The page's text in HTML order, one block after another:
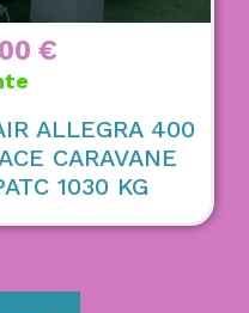
€
ALLEGRA 400
CARAVANE
1030 KG